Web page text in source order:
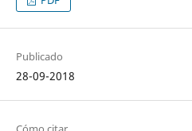
Publicado
28-09-2018